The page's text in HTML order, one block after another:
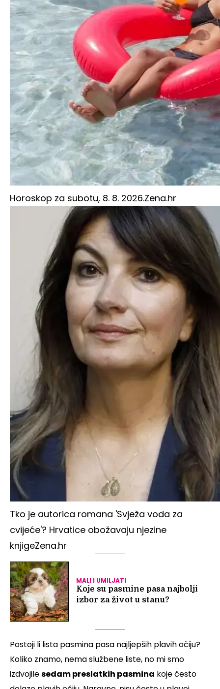
Horoskop za subotu, 8. 8. 2026.Zena.hr
Tko je autorica romana 'Svježa voda za
cvijeće'? Hrvatice obožavaju njezine
knjigeZena.hr
MALI I UMILJATI
Koje su pasmine pasa najbolji
izbor za život u stanu?
Postoji li lista pasmina pasa najljepših plavih očiju?
Koliko znamo, nema službene liste, no mi smo
izdvojilesedam preslatkih pasmina koje često